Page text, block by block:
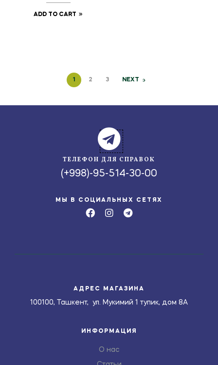
ADD TO CART
1 2 3 NEXT
ТЕЛЕФОН ДЛЯ СПРАВОК
(+998)-95-514-30-00
МЫ В СОЦИАЛЬНЫХ СЕТЯХ
АДРЕС МАГАЗИНА
100100, Ташкент, ул. Мукимий 1 тупик, дом 8А
ИНФОРМАЦИЯ
О нас